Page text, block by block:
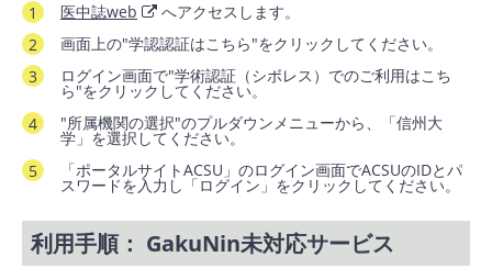
医中誌web
へアクセスします。
画面上の"学認認証はこちら"をクリックしてください。
ログイン画面で"学術認証（シボレス）でのご利用はこち
ら"をクリックしてください。
"所属機関の選択"のプルダウンメニューから、「信州大
学」を選択してください。
「ポータルサイトACSU」のログイン画面でACSUのIDとパ
スワードを入力し「ログイン」をクリックしてください。
利用手順： GakuNin未対応サービス